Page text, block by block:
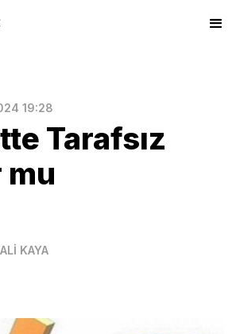
19:28
Tarafsız
mu
KAYA